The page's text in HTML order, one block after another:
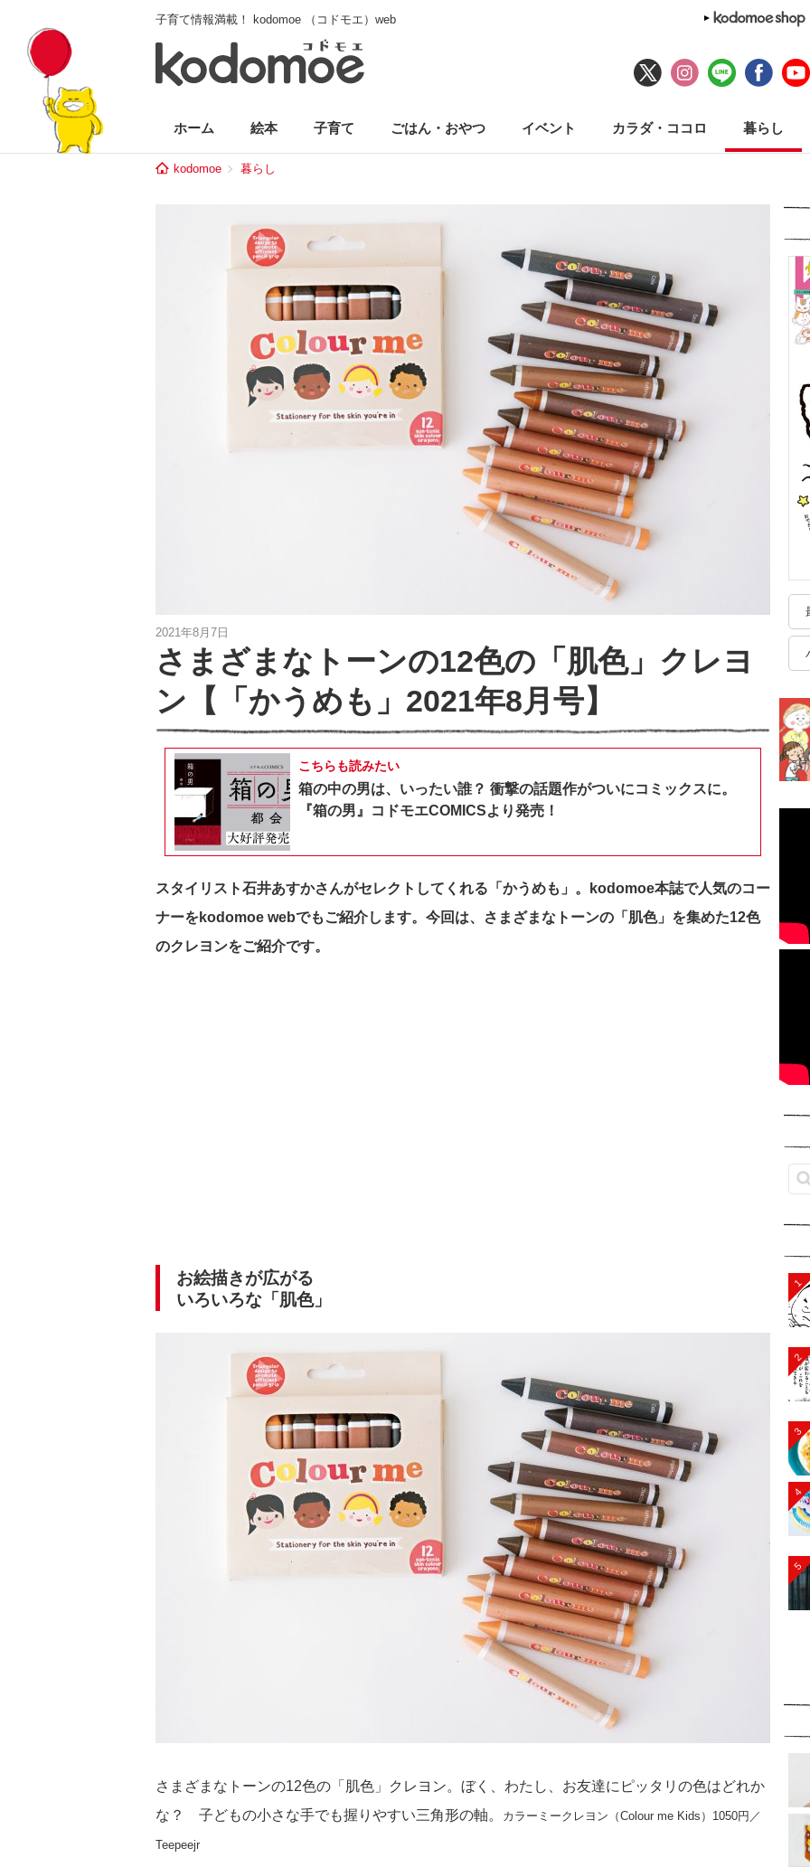
子育て情報満載！ kodomoe （コドモエ）web
ホーム 絵本 子育て ごはん・おやつ イベント カラダ・ココロ 暮らし
kodomoe 暮らし
2021年8月7日
さまざまなトーンの12色の「肌色」クレヨ
ン【「かうめも」2021年8月号】
こちらも読みたい
箱の中の男は、いったい誰？ 衝撃の話題作がついにコミックスに。
『箱の男』コドモエCOMICSより発売！
スタイリスト石井あすかさんがセレクトしてくれる「かうめも」。kodomoe本誌で人気のコー
ナーをkodomoe webでもご紹介します。今回は、さまざまなトーンの「肌色」を集めた12色
のクレヨンをご紹介です。
お絵描きが広がる
いろいろな「肌色」
さまざまなトーンの12色の「肌色」クレヨン。ぼく、わたし、お友達にピッタリの色はどれか
な？ 子どもの小さな手でも握りやすい三角形の軸。
カラーミークレヨン（Colour me Kids）1050円／
Teepeejr
1
2
3
4
5